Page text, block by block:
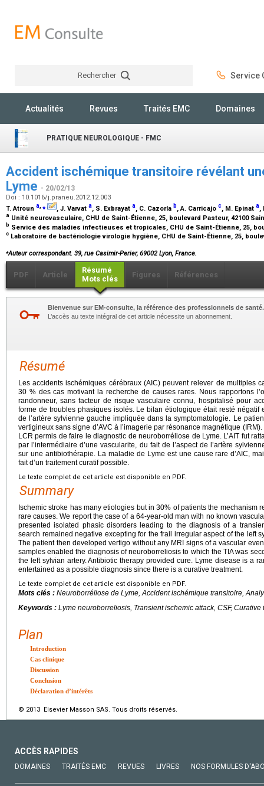
Rechercher Service
Actualités Revues Traités EMC Domaines
PRATIQUE NEUROLOGIQUE - FMC
Accident ischémique transitoire révélant
Lyme - 20/02/13
Doi : 10.1016/j.praneu.2012.12.003
T. Atroun a,⁎ , J. Varvat a, S. Exbrayat a, C. Cazorla b, A. Carricajo c, M. Epinat a,
a Unité neurovasculaire, CHU de Saint-Étienne, 25, boulevard Pasteur, 42100
b Service des maladies infectieuses et tropicales, CHU de Saint-Étienne, 25,
c Laboratoire de bactériologie virologie hygiène, CHU de Saint-Étienne, 25,
⁎Auteur correspondant. 39, rue Casimir-Perier, 69002 Lyon, France.
PDF Article
Résumé
Mots clés
Figures Références
Bienvenue sur EM-consulte, la référence des professionnels de santé.
L’accès au texte intégral de cet article nécessite un abonnement.
Résumé
Les accidents ischémiques cérébraux (AIC) peuvent relever de multiples
30 % des cas motivant la recherche de causes rares. Nous rapportons
randonneur, sans facteur de risque vasculaire connu, hospitalisé pour
forme de troubles phasiques isolés. Le bilan étiologique était resté négatif
de l’artère sylvienne gauche impliquée dans la symptomatologie. Le
vertigineux sans signe d’AVC à l’imagerie par résonance magnétique
LCR permis de faire le diagnostic de neuroborréliose de Lyme. L’AIT fut
par l’intermédiaire d’une vascularite, du fait de l’aspect de l’artère
sur une antibiothérapie. La maladie de Lyme est une cause rare d’AIC,
fait d’un traitement curatif possible.
Le texte complet de cet article est disponible en PDF.
Summary
Ischemic stroke has many etiologies but in 30% of patients the mechanism
rare causes. We report the case of a 64-year-old man with no known
presented isolated phasic disorders leading to the diagnosis of a
search remained negative excepting for the frail irregular aspect of the left
The patient then developed vertigo without any MRI signs of a vascular
samples enabled the diagnosis of neuroborreliosis to which the TIA was
the left sylvian artery. Antibiotic therapy provided cure. Lyme disease is a
entertained as a possible diagnosis since there is a curative treatment.
Le texte complet de cet article est disponible en PDF.
Mots clés : Neuroborréliose de Lyme, Accident ischémique transitoire,
Keywords : Lyme neuroborreliosis, Transient ischemic attack, CSF, Curative
Plan
Introduction
Cas clinique
Discussion
Conclusion
Déclaration d’intérêts
© 2013 Elsevier Masson SAS. Tous droits réservés.
ACCÈS RAPIDES
DOMAINES TRAITÉS EMC REVUES LIVRES NOS FORMULES